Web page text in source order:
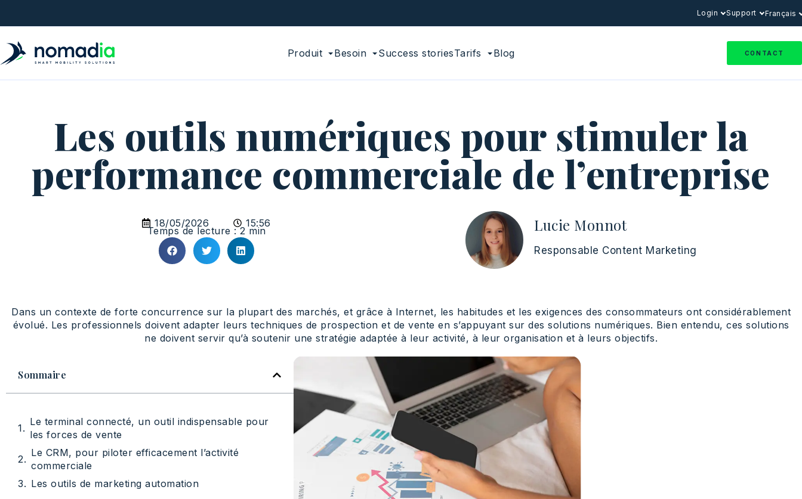
Login Support Français
Produit Besoin Success storiesTarifs Blog CONTACT
Les outils numériques pour stimuler la
performance commerciale de l’entreprise
18/05/2026 15:56
Temps de lecture : 2 min Lucie Monnot
Responsable Content Marketing
Dans un contexte de forte concurrence sur la plupart des marchés, et grâce à Internet, les habitudes et les exigences des consommateurs ont considérablement
évolué. Les professionnels doivent adapter leurs techniques de prospection et de vente en s’appuyant sur des solutions numériques. Bien entendu, ces solutions
ne doivent servir qu’à soutenir une stratégie adaptée à leur activité, à leur organisation et à leurs objectifs.
Sommaire
Le terminal connecté, un outil indispensable pour
les forces de vente
Le CRM, pour piloter efficacement l’activité
commerciale
Les outils de marketing automation